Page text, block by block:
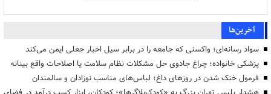
آخرین‌ها
سواد رسانه‌ای؛ واکسنی که جامعه را در برابر سیل اخبار جعلی ایمن می‌کند
پزشکی خانواده؛ چراغ جادوی حل مشکلات نظام سلامت یا اصلاحات واقع بینانه
فرمول خنک شدن در روزهای داغ؛ لباس‌های مناسب نوزادان و سالمندان